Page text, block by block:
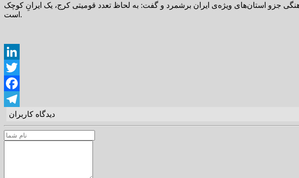
جزو استان‌های ویژه‌ی ایران برشمرد و گفت: به لحاظ تعدد قومیتی کرج، یک ایرانِ کوچک
است.
LinkedIn
Twitter
Facebook
Telegram
دیدگاه کاربران